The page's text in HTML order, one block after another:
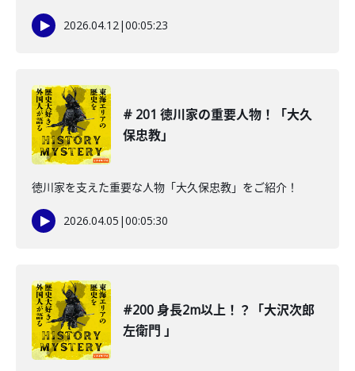
2026.04.12|00:05:23
# 201 徳川家の重要人物！「大久
保忠教」
徳川家を支えた重要な人物「大久保忠教」をご紹介！
2026.04.05 |00:05:30
#200 身長2m以上！？「大沢次郎
左衛門 」